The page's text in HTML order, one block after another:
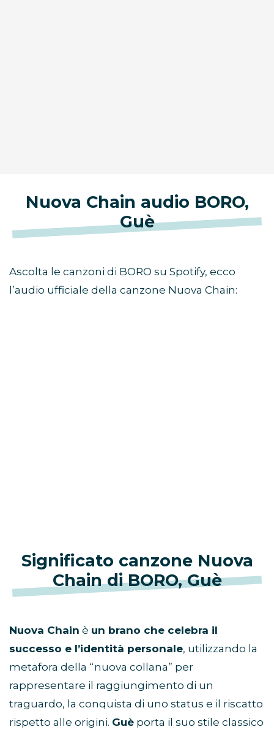
Nuova Chain audio BORO,
Guè
Ascolta le canzoni di BORO su Spotify, ecco
l’audio ufficiale della canzone Nuova Chain:
Significato canzone Nuova
Chain di BORO, Guè
Nuova Chain è un brano che celebra il
successo e l’identità personale, utilizzando la
metafora della “nuova collana” per
rappresentare il raggiungimento di un
traguardo, la conquista di uno status e il riscatto
rispetto alle origini. Guè porta il suo stile classico